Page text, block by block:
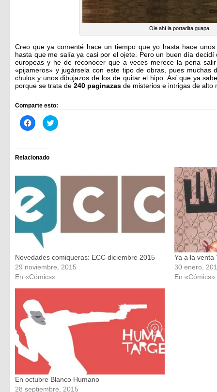
Ole ahí la portadita guapa
Creo que ya comenté hace un tiempo que yo hasta hace
hasta que me salía ya casi por el ojete. Pero un buen día
europeas y he de reconocer que a veces merece la pena
«pijameros» y jugársela con este tipo de obras, pues muchas
chulos y unos dibujazos de los de quitar el hipo. Así que ya
porque se trata de 240 paginazas de misterios e intrigas de
Comparte esto:
Haz
clic
Facebook
(Se
abre
una
ventana
nueva)
Haz
clic
una
ventana
nueva)
Relacionado
Novedades comiqueras: ECC diciembre 2015
29 noviembre, 2015
En «Cómics»
Ya a la venta
30 enero,
En «Cómics»
En octubre Blanco Humano
28 septiembre, 2015